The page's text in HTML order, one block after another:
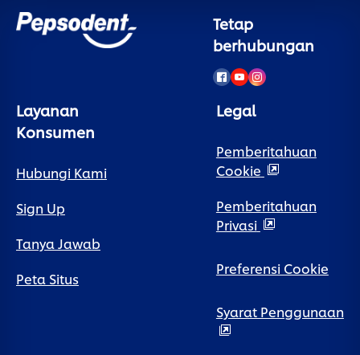
Tetap
berhubungan
Layanan
Konsumen
Hubungi Kami
Sign Up
Tanya Jawab
Peta Situs
Legal
Pemberitahuan
Cookie
Pemberitahuan
Privasi
Preferensi Cookie
Syarat Penggunaan